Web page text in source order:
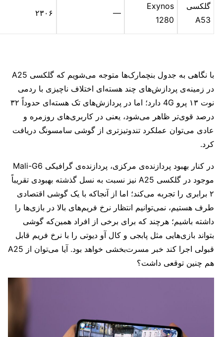
گلکسی
A53
Exynos
1280
— ۲۳۰۶
با نگاهی به جدول بنچمارک‌ها متوجه می‌شویم که گلکسی A25
در زمینه‌ی پردازش‌های چند هسته‌ای اختلاف ناچیزی با ردمی
نوت ۱۳ پرو 4G دارد؛ اما در پردازش‌های تک هسته‌ای حدوداً ۳۲
درصد قوی‌تر ظاهر می‌شود، یعنی در کاربری‌های روزمره و
عادی می‌توان عملکرد تندوتیزتری از گوشی سامسونگ دریافت
کرد.
در کنار بهبود پردازنده‌ی مرکزی، پردازنده‌ی گرافیکی Mali-G6
موجود در گلکسی A25 نیز نسبت به نسل گذشته بهبودی تقریباً
۲ برابری را تجربه می‌کند؛‌ اما از آنجاکه با یک گوشی اقتصادی
طرف هستیم، نمی‌توانیم انتظار نرخ فریم‌های بالا در بازی‌ها را
داشته باشیم؛ هرچند که برای برخی از افراد همین‌که گوشی
بتواند بازی‌هایی مثل پابجی و کال آو دیوتی را با نرخ فریم قابل
قبولی اجرا کند خبر مسرت‌بخشی خواهد بود. آیا می‌توان از A25
هم چنین توقعی داشت؟